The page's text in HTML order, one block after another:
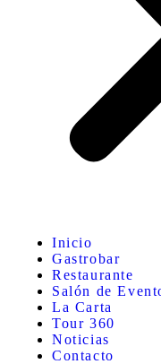
Inicio
Gastrobar
Restaurante
Salón de
La Carta
Tour 360
Noticias
Contacto